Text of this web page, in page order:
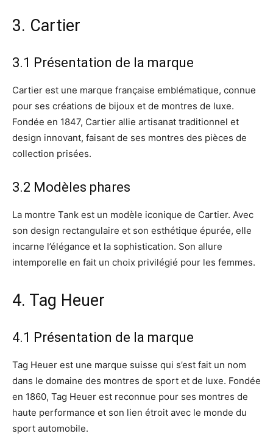
3. Cartier
3.1 Présentation de la marque
Cartier est une marque française emblématique, connue
pour ses créations de bijoux et de montres de luxe.
Fondée en 1847, Cartier allie artisanat traditionnel et
design innovant, faisant de ses montres des pièces de
collection prisées.
3.2 Modèles phares
La montre Tank est un modèle iconique de Cartier. Avec
son design rectangulaire et son esthétique épurée, elle
incarne l’élégance et la sophistication. Son allure
intemporelle en fait un choix privilégié pour les femmes.
4. Tag Heuer
4.1 Présentation de la marque
Tag Heuer est une marque suisse qui s’est fait un nom
dans le domaine des montres de sport et de luxe. Fondée
en 1860, Tag Heuer est reconnue pour ses montres de
haute performance et son lien étroit avec le monde du
sport automobile.